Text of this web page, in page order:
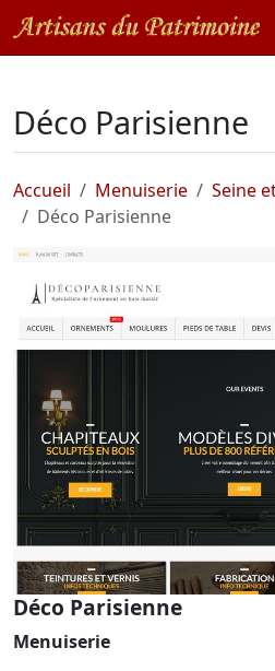
Déco Parisienne
Accueil Menuiserie
Seine
Déco Parisienne
Déco Parisienne
Menuiserie